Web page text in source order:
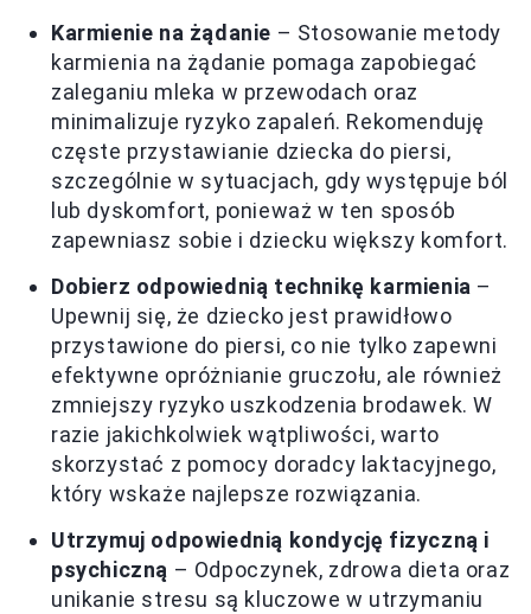
Karmienie na żądanie – Stosowanie metody
karmienia na żądanie pomaga zapobiegać
zaleganiu mleka w przewodach oraz
minimalizuje ryzyko zapaleń. Rekomenduję
częste przystawianie dziecka do piersi,
szczególnie w sytuacjach, gdy występuje ból
lub dyskomfort, ponieważ w ten sposób
zapewniasz sobie i dziecku większy komfort.
Dobierz odpowiednią technikę karmienia –
Upewnij się, że dziecko jest prawidłowo
przystawione do piersi, co nie tylko zapewni
efektywne opróżnianie gruczołu, ale również
zmniejszy ryzyko uszkodzenia brodawek. W
razie jakichkolwiek wątpliwości, warto
skorzystać z pomocy doradcy laktacyjnego,
który wskaże najlepsze rozwiązania.
Utrzymuj odpowiednią kondycję fizyczną i
psychiczną – Odpoczynek, zdrowa dieta oraz
unikanie stresu są kluczowe w utrzymaniu